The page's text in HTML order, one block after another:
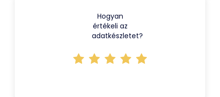
Hogyan
értékeli az
adatkészletet?